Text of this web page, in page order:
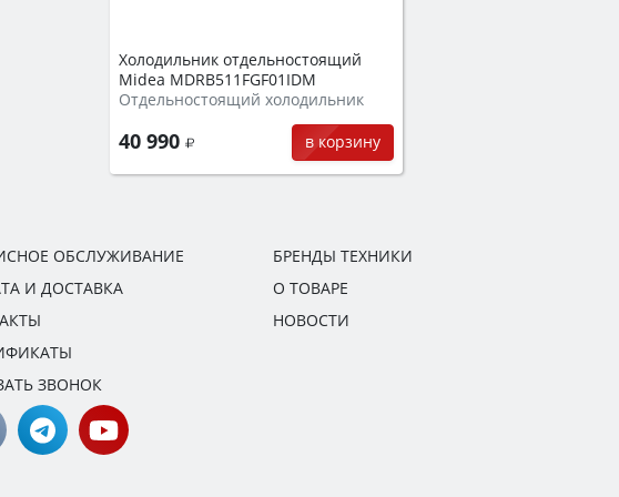
Холодильник отдельностоящий
Midea MDRB511FGF01IDM
Отдельностоящий холодильник
40 990 в корзину
ОБСЛУЖИВАНИЕ
И ДОСТАВКА
ЗВОНОК
БРЕНДЫ ТЕХНИКИ
О ТОВАРЕ
НОВОСТИ